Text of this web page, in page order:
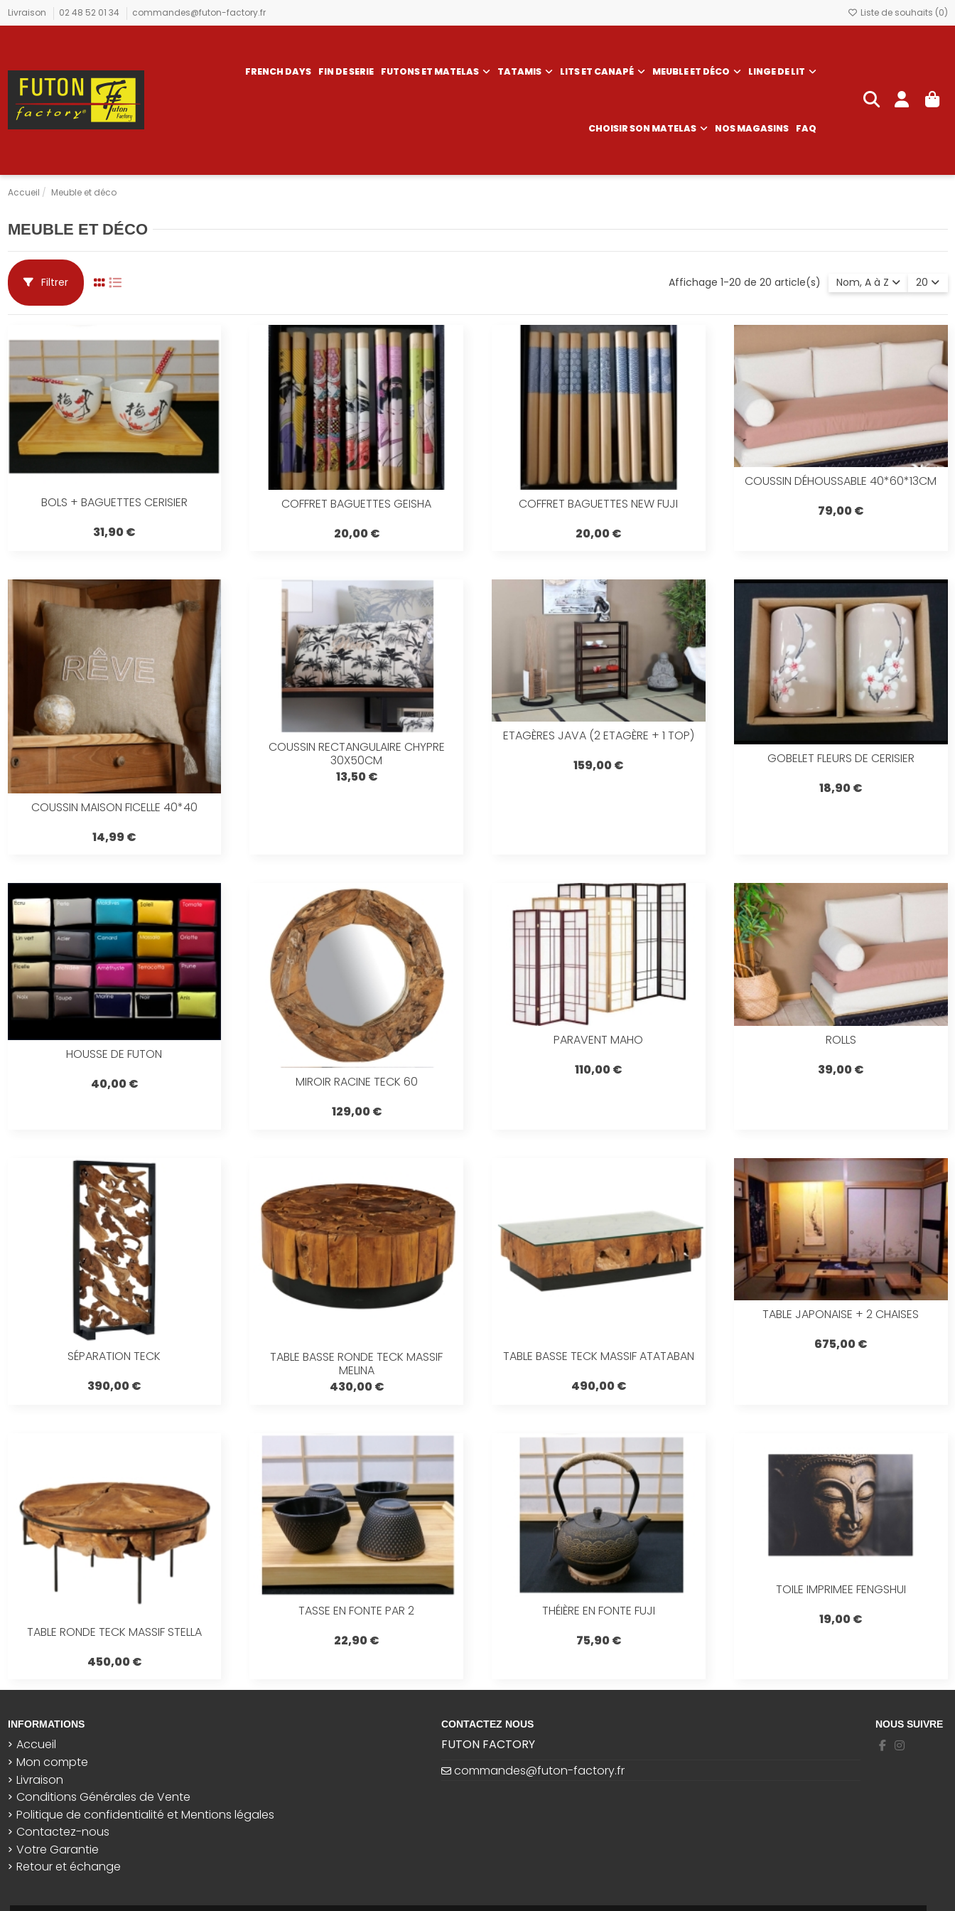
Livraison 02 48 52 01 34 commandes@futon-factory.fr Liste de souhaits (0)
FRENCH DAYS FIN DE SERIE FUTONS ET MATELAS TATAMIS LITS ET CANAPÉ MEUBLE ET DÉCO LINGE DE LIT
CHOISIR SON MATELAS NOS MAGASINS FAQ
Accueil Meuble et déco
MEUBLE ET DÉCO
Filtrer Affichage 1-20 de 20 article(s) Nom, A à Z 20
BOLS + BAGUETTES CERISIER
31,90 €
COFFRET BAGUETTES GEISHA
20,00 €
COFFRET BAGUETTES NEW FUJI
20,00 €
COUSSIN DÉHOUSSABLE 40*60*13CM
79,00 €
COUSSIN MAISON FICELLE 40*40
14,99 €
COUSSIN RECTANGULAIRE CHYPRE
30X50CM
13,50 €
ETAGÈRES JAVA (2 ETAGÈRE + 1 TOP)
159,00 €
GOBELET FLEURS DE CERISIER
18,90 €
HOUSSE DE FUTON
40,00 €
MIROIR RACINE TECK 60
129,00 €
PARAVENT MAHO
110,00 €
ROLLS
39,00 €
SÉPARATION TECK
390,00 €
TABLE BASSE RONDE TECK MASSIF
MELINA
430,00 €
TABLE BASSE TECK MASSIF ATATABAN
490,00 €
TABLE JAPONAISE + 2 CHAISES
675,00 €
TABLE RONDE TECK MASSIF STELLA
450,00 €
TASSE EN FONTE PAR 2
22,90 €
THÉIÈRE EN FONTE FUJI
75,90 €
TOILE IMPRIMEE FENGSHUI
19,00 €
INFORMATIONS
Accueil
Mon compte
Livraison
Conditions Générales de Vente
Politique de confidentialité et Mentions légales
Contactez-nous
Votre Garantie
Retour et échange
CONTACTEZ NOUS
FUTON FACTORY
commandes@futon-factory.fr
NOUS SUIVRE